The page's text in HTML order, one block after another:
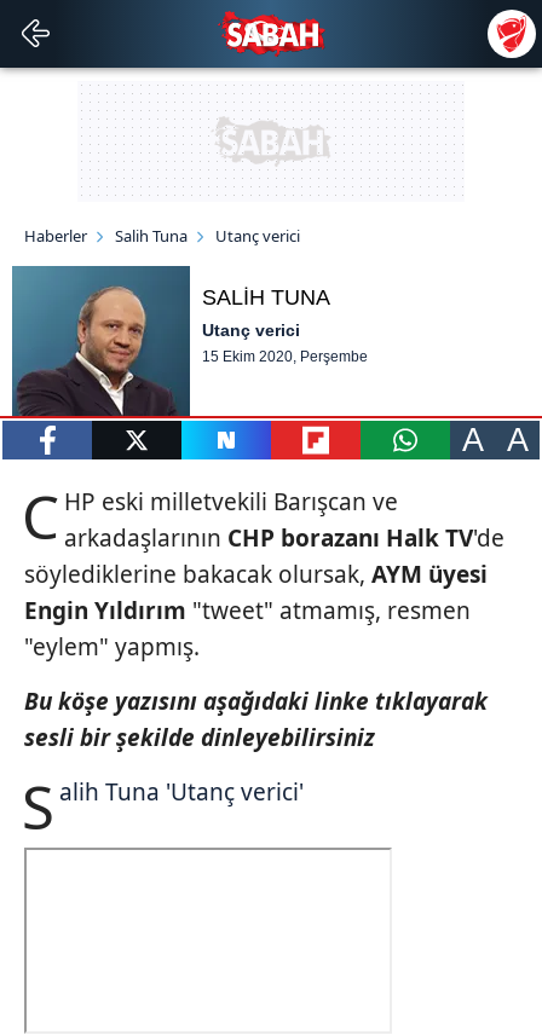
Haberler Salih Tuna Utanç verici
SALİH TUNA
Utanç verici
15 Ekim 2020, Perşembe
A A
C HP eski milletvekili Barışcan ve
arkadaşlarının CHP borazanı Halk TV'de
söylediklerine bakacak olursak, AYM üyesi
Engin Yıldırım "tweet" atmamış, resmen
"eylem" yapmış.
Bu köşe yazısını aşağıdaki linke tıklayarak
sesli bir şekilde dinleyebilirsiniz
S alih Tuna 'Utanç verici'